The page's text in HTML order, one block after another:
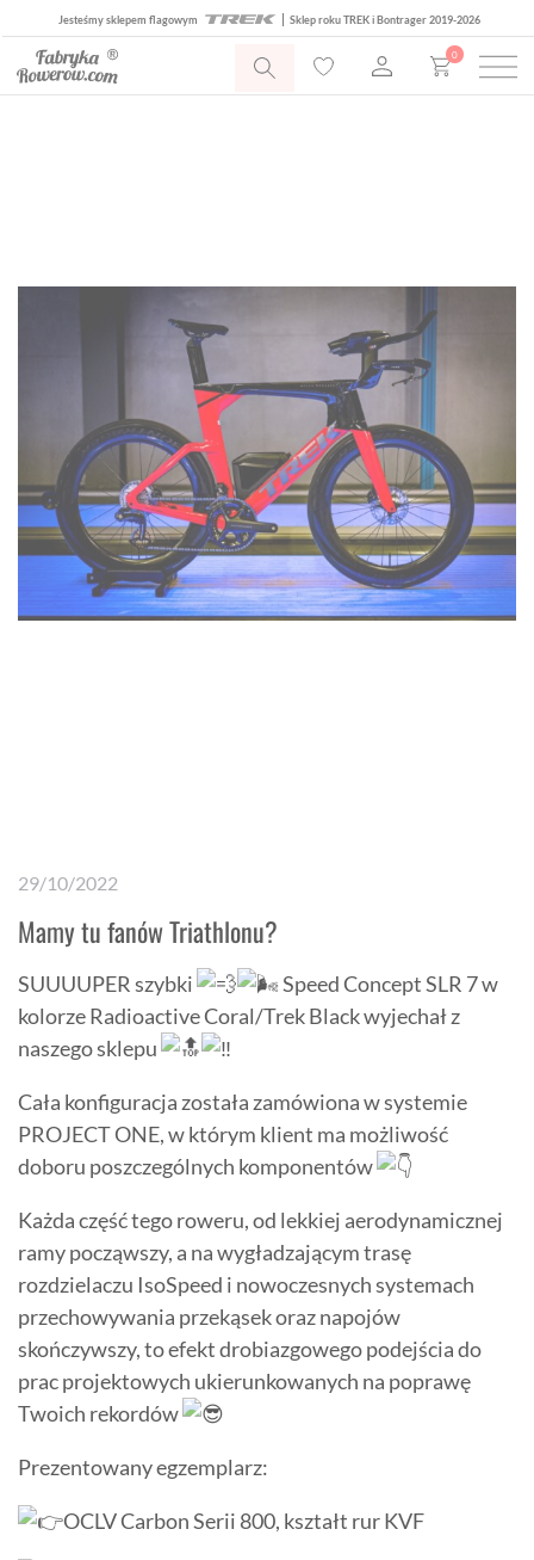
Jesteśmy sklepem flagowym Sklep roku TREK i Bontrager 2019-2026
0
29/10/2022
Mamy tu fanów Triathlonu?
SUUUUPER szybki
Speed Concept SLR 7 w
kolorze Radioactive Coral/Trek Black wyjechał z
naszego sklepu
Cała konfiguracja została zamówiona w systemie
PROJECT ONE, w którym klient ma możliwość
doboru poszczególnych komponentów
Każda część tego roweru, od lekkiej aerodynamicznej
ramy począwszy, a na wygładzającym trasę
rozdzielaczu IsoSpeed i nowoczesnych systemach
przechowywania przekąsek oraz napojów
skończywszy, to efekt drobiazgowego podejścia do
prac projektowych ukierunkowanych na poprawę
Twoich rekordów
Prezentowany egzemplarz:
OCLV Carbon Serii 800, kształt rur KVF